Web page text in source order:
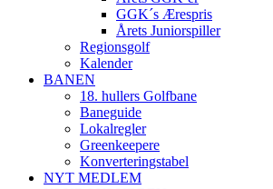
GGK´s Ærespris
Årets Juniorspiller
Regionsgolf
Kalender
BANEN
18. hullers Golfbane
Baneguide
Lokalregler
Greenkeepere
Konverteringstabel
NYT MEDLEM